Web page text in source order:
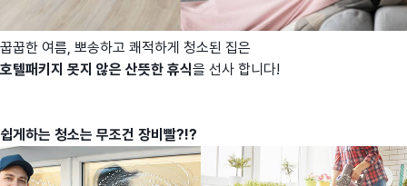
꿉꿉한 여름, 뽀송하고 쾌적하게 청소된 집은
호텔패키지 못지 않은 산뜻한 휴식을 선사 합니다!
쉽게하는 청소는 무조건 장비빨?!?